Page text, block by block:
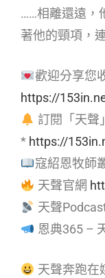
……相離還遠，
著他的頸項，
歡迎分享您
https://
訂閱「天聲
* https://
寇紹恩牧師
天聲官網
天聲
恩典365 –
天聲奔跑在